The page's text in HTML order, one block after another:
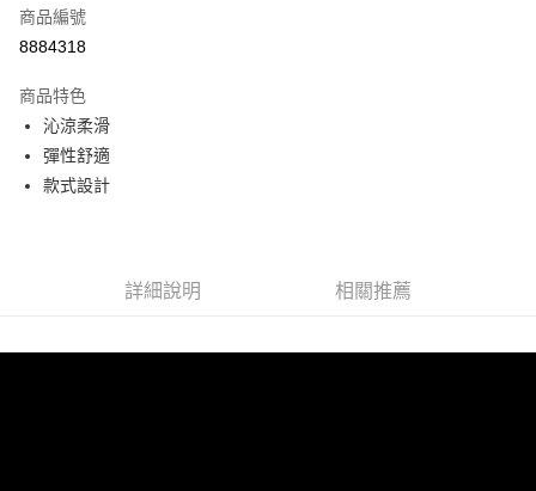
LINE Pay
悠遊付
Google Pay
宅配
商品編號
8884318
商品特色
沁涼柔滑
彈性舒適
款式設計
詳細說明 相關推薦